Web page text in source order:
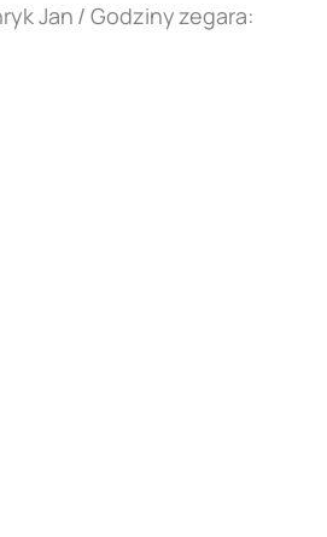
Jan / Godziny zegara: